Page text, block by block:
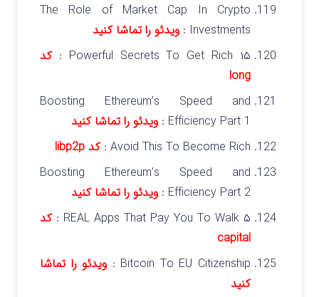
The Role of Market Cap In Crypto
Investments : ویدئو را تماشا کنید
۱۵ Powerful Secrets To Get Rich :
کد
long
Boosting Ethereum’s Speed and
Efficiency Part 1 : ویدئو را تماشا کنید
Avoid This To Become Rich : کد libp2p
Boosting Ethereum’s Speed and
Efficiency Part 2 : ویدئو را تماشا کنید
۵ REAL Apps That Pay You To Walk :
کد
capital
Bitcoin To EU Citizenship :
ویدئو را تماشا
کنید